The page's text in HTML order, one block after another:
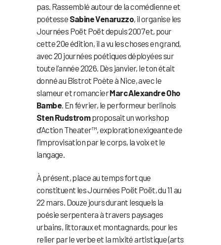
pas. Rassemblé autour de la comédienne et
poétesse Sabine Venaruzzo, il organise les
Journées Poët Poët depuis 2007 et, pour
cette 20e édition, il a vu les choses en grand,
avec 20 journées poétiques déployées sur
toute l’année 2026. Dès janvier, le ton était
donné au Bistrot Poète à Nice, avec le
slameur et romancierMarc Alexandre Oho
Bambe. En février, le performeur berlinois
Sten Rudstromproposait un workshop
d’Action Theater™, exploration exigeante de
l’improvisation par le corps, la voix et le
langage.
À présent, place au temps fort que
constituent les Journées Poët Poët, du 11 au
22 mars. Douze jours durant lesquels la
poésie serpentera à travers paysages
urbains, littoraux et montagnards, pour les
relier par le verbe et la mixité artistique (arts